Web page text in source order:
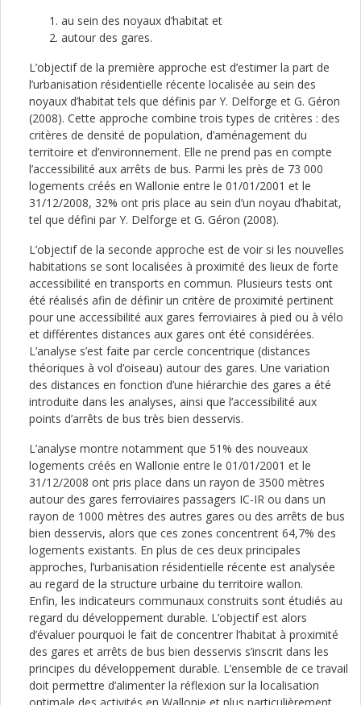
au sein des noyaux d’habitat et
autour des gares.
L’objectif de la première approche est d’estimer la part de
l’urbanisation résidentielle récente localisée au sein des
noyaux d’habitat tels que définis par Y. Delforge et G. Géron
(2008). Cette approche combine trois types de critères : des
critères de densité de population, d’aménagement du
territoire et d’environnement. Elle ne prend pas en compte
l’accessibilité aux arrêts de bus. Parmi les près de 73 000
logements créés en Wallonie entre le 01/01/2001 et le
31/12/2008, 32% ont pris place au sein d’un noyau d’habitat,
tel que défini par Y. Delforge et G. Géron (2008).
L’objectif de la seconde approche est de voir si les nouvelles
habitations se sont localisées à proximité des lieux de forte
accessibilité en transports en commun. Plusieurs tests ont
été réalisés afin de définir un critère de proximité pertinent
pour une accessibilité aux gares ferroviaires à pied ou à vélo
et différentes distances aux gares ont été considérées.
L’analyse s’est faite par cercle concentrique (distances
théoriques à vol d’oiseau) autour des gares. Une variation
des distances en fonction d’une hiérarchie des gares a été
introduite dans les analyses, ainsi que l’accessibilité aux
points d’arrêts de bus très bien desservis.
L’analyse montre notamment que 51% des nouveaux
logements créés en Wallonie entre le 01/01/2001 et le
31/12/2008 ont pris place dans un rayon de 3500 mètres
autour des gares ferroviaires passagers IC-IR ou dans un
rayon de 1000 mètres des autres gares ou des arrêts de bus
bien desservis, alors que ces zones concentrent 64,7% des
logements existants. En plus de ces deux principales
approches, l’urbanisation résidentielle récente est analysée
au regard de la structure urbaine du territoire wallon.
Enfin, les indicateurs communaux construits sont étudiés au
regard du développement durable. L’objectif est alors
d’évaluer pourquoi le fait de concentrer l’habitat à proximité
des gares et arrêts de bus bien desservis s’inscrit dans les
principes du développement durable. L’ensemble de ce travail
doit permettre d’alimenter la réflexion sur la localisation